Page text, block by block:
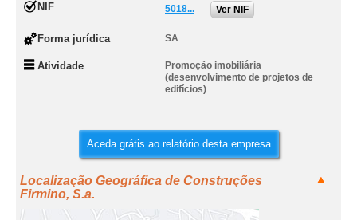
NIF 5018... Ver NIF
Forma jurídica SA
Atividade
Promoção imobiliária
(desenvolvimento de projetos de
edifícios)
Aceda grátis ao relatório desta empresa
Localização Geográfica de Construções
Firmino, S.a.